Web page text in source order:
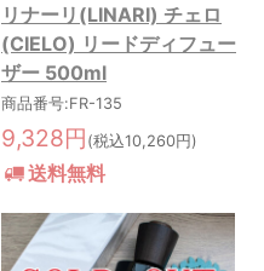
リナーリ(LINARI) チェロ
(CIELO) リードディフュー
ザー 500ml
商品番号:FR-135
9,328円 (税込10,260円)
送料無料